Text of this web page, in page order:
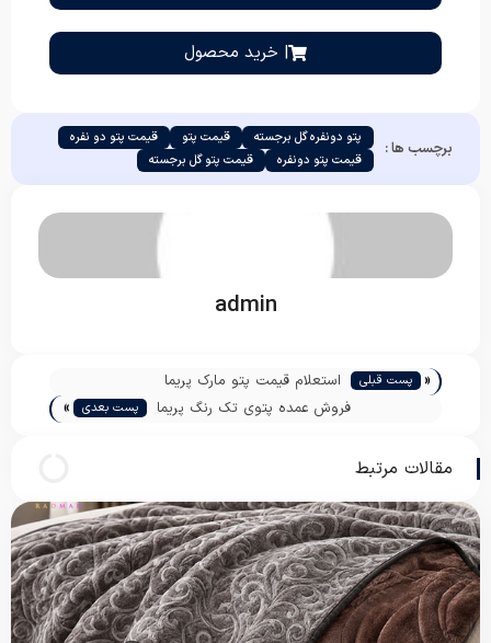
| خرید محصول
برچسب ها : پتو دونفره گل برجسته قیمت پتو
قیمت پتو دو نفره
قیمت پتو دونفره
قیمت پتو گل برجسته
admin
« پست قبلی
استعلام قیمت پتو مارک پریما
فروش عمده پتوی تک رنگ پریما
پست بعدی »
مقالات مرتبط